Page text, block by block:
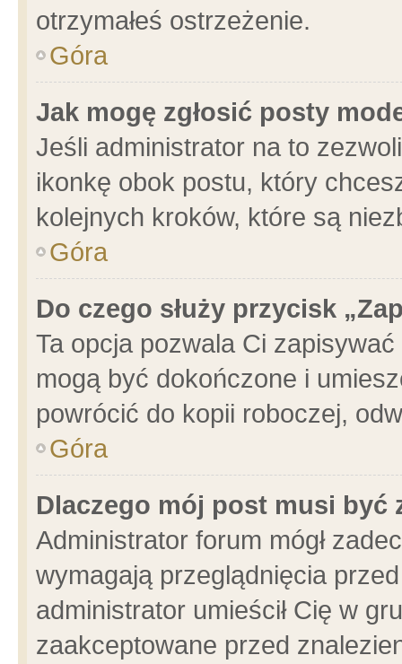
otrzymałeś ostrzeżenie.
Góra
Jak mogę zgłosić posty
Jeśli administrator na to
ikonkę obok postu, który
kolejnych kroków, które są
Góra
Do czego służy przycisk
Ta opcja pozwala Ci
mogą być dokończone i
powrócić do kopii roboczej,
Góra
Dlaczego mój post musi być
Administrator forum mógł
wymagają przeglądnięcia
administrator umieścił Cię w
zaakceptowane przed